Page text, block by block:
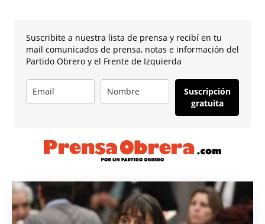
Suscribite a nuestra lista de prensa y recibí en tu
mail comunicados de prensa, notas e información del
Partido Obrero y el Frente de Izquierda
Suscripción
gratuita